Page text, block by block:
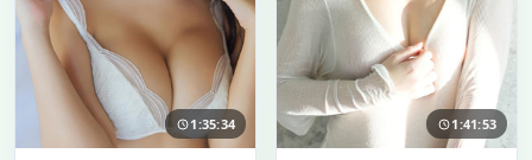
1:35:34 1:41:53